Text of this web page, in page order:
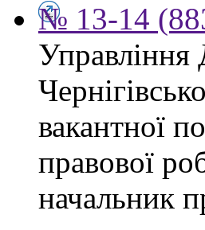
№ 13-14
Управління
вакантної
правової
начальник